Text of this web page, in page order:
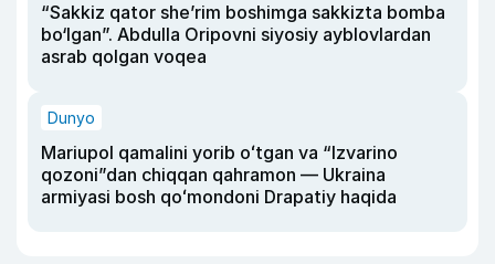
“Sakkiz qator she’rim boshimga sakkizta bomba
bo‘lgan”. Abdulla Oripovni siyosiy ayblovlardan
asrab qolgan voqea
Dunyo
Mariupol qamalini yorib oʻtgan va “Izvarino
qozoni”dan chiqqan qahramon — Ukraina
armiyasi bosh qoʻmondoni Drapatiy haqida